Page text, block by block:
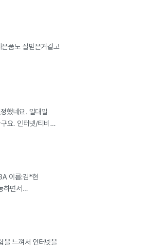
렴한 걸로 약정해서 신청했어요! 제일
고 제가 이사온 건물에 어떤 통신사가 제일
떤 할인이 되는지 꼼꼼히 알려주시고,
잘 되네요~
정당 쵝오~
품도 잘받은거같고
했네요. 일대일
요. 인터넷/티비
지나면 다시 변경
같아요. 역시
이름:김*현
하면서
정당으로 결정!!!!!
인이 왜 아정당을
을 느껴서 인터넷을